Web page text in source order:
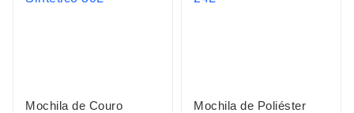
Mochila de Couro
Mochila de Poliéster